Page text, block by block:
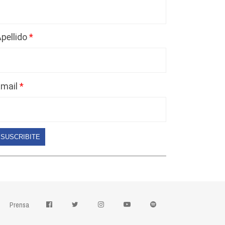
SUSCRIBITE
Prensa